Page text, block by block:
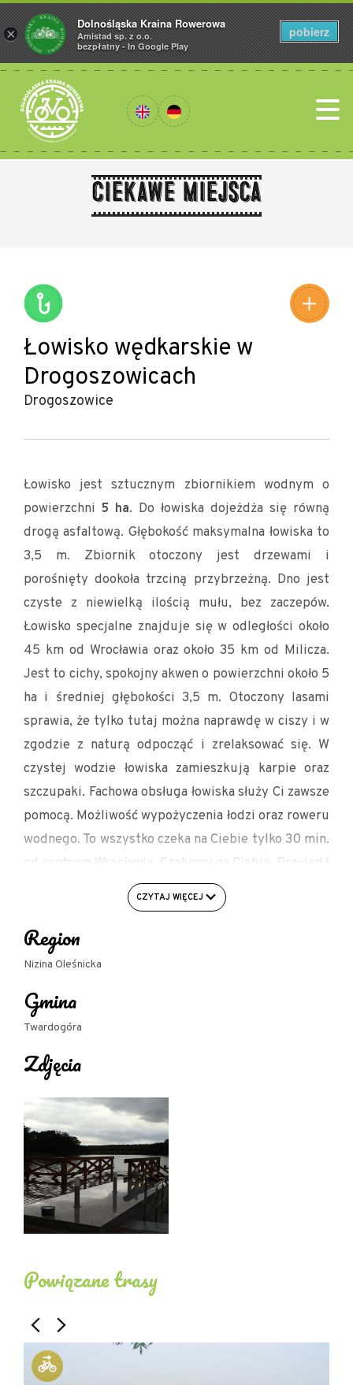
Ciekawe miejsca
Łowisko wędkarskie w
Drogoszowicach
Drogoszowice
Łowisko jest sztucznym zbiornikiem wodnym o
powierzchni 5 ha. Do łowiska dojeżdża się równą
drogą asfaltową. Głębokość maksymalna łowiska to
3,5 m. Zbiornik otoczony jest drzewami i
porośnięty dookoła trzciną przybrzeżną. Dno jest
czyste z niewielką ilością mułu, bez zaczepów.
Łowisko specjalne znajduje się w odległości około
45 km od Wrocławia oraz około 35 km od Milicza.
Jest to cichy, spokojny akwen o powierzchni około 5
ha i średniej głębokości 3,5 m. Otoczony lasami
sprawia, że tylko tutaj można naprawdę w ciszy i w
zgodzie z naturą odpocząć i zrelaksować się. W
czystej wodzie łowiska zamieszkują karpie oraz
szczupaki. Fachowa obsługa łowiska służy Ci zawsze
pomocą. Możliwość wypożyczenia łodzi oraz roweru
wodnego. To wszystko czeka na Ciebie tylko 30 min.
od centrum Wrocławia. Czekamy na Ciebie. Przyjedź
raz, a będziesz przyjeżdżał zawsze.
CZYTAJ WIĘCEJ
Region
Nizina Oleśnicka
Gmina
Twardogóra
Zdjęcia
Powiązane trasy
×
Dolnośląska Kraina Rowerowa
Amistad sp. z o.o.
bezpłatny - In Google Play
pobierz